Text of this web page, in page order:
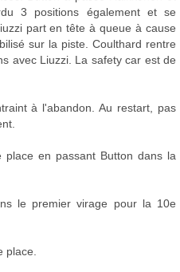
3 positions également et se
part en tête à queue à cause
sur la piste. Coulthard rentre
avec Liuzzi. La safety car est de
à l'abandon. Au restart, pas
en passant Button dans la
le premier virage pour la 10e
place.